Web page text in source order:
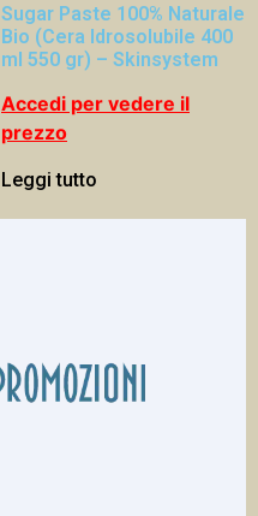
Sugar Paste 100% Naturale
Bio (Cera Idrosolubile 400
ml 550 gr) – Skinsystem
Accedi per vedere il
prezzo
Leggi tutto